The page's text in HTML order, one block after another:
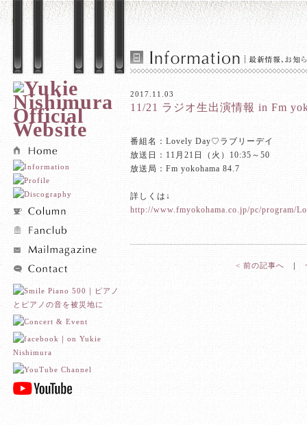
2017.11.03
11/21 ラジオ生出演情報 in Fm
番組名：Lovely Day♡ラブリーデイ
放送日：11月21日（火）10:35～50
放送局：Fm yokohama 84.7
詳しくは↓
http://www.fmyokohama.co.jp/pc/program/
< 前の記事へ ｜